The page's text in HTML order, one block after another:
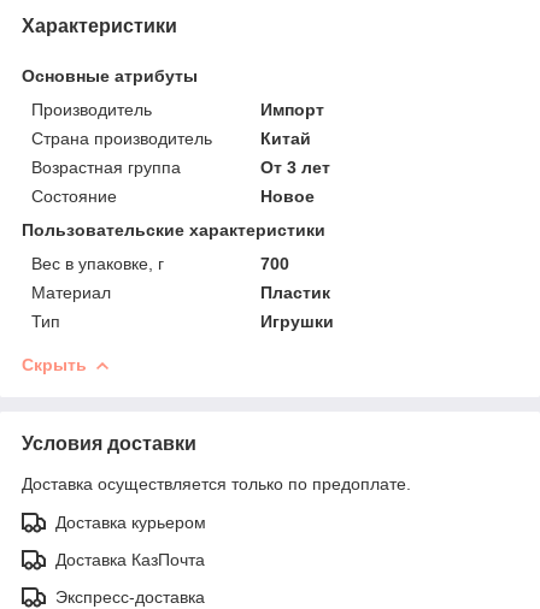
Характеристики
Основные атрибуты
Производитель
Импорт
Страна производитель
Китай
Возрастная группа
От 3 лет
Состояние
Новое
Пользовательские характеристики
Вес в упаковке, г
700
Материал
Пластик
Тип
Игрушки
Скрыть
Условия доставки
Доставка осуществляется только по предоплате.
Доставка курьером
Доставка КазПочта
Экспресс-доставка